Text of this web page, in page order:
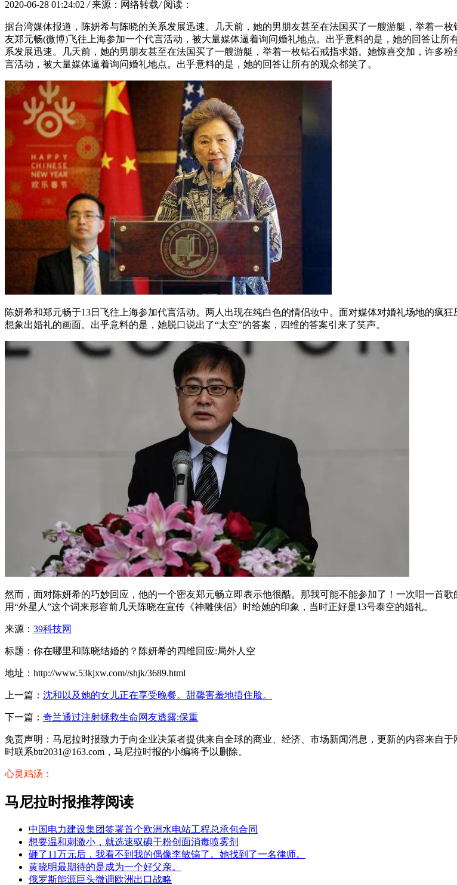
2020-06-28 01:24:02 / 来源：网络转载/ 阅读：
据台湾媒体报道，陈妍希与陈晓的关系发展迅速。几天前，她的男朋友甚至在法国买了一艘游艇，举着一
友郑元畅(微博)飞往上海参加一个代言活动，被大量媒体逼着询问婚礼地点。出乎意料的是，她的回答让
系发展迅速。几天前，她的男朋友甚至在法国买了一艘游艇，举着一枚钻石戒指求婚。她惊喜交加，许多
言活动，被大量媒体逼着询问婚礼地点。出乎意料的是，她的回答让所有的观众都笑了。
陈妍希和郑元畅于13日飞往上海参加代言活动。两人出现在纯白色的情侣妆中。面对媒体对婚礼场地的疯
想象出婚礼的画面。出乎意料的是，她脱口说出了“太空”的答案，四维的答案引来了笑声。
然而，面对陈妍希的巧妙回应，他的一个密友郑元畅立即表示他很酷。那我可能不能参加了！一次唱一首
用“外星人”这个词来形容前几天陈晓在宣传《神雕侠侣》时给她的印象，当时正好是13号泰空的婚礼。
来源： 39科技网
标题：你在哪里和陈晓结婚的？陈妍希的四维回应:局外人空
地址：http://www.53kjxw.com//shjk/3689.html
上一篇： 沈和以及她的女儿正在享受晚餐。甜馨害羞地捂住脸。
下一篇： 奇兰通过注射拯救生命网友透露:保重
免责声明：马尼拉时报致力于向企业决策者提供来自全球的商业、经济、市场新闻消息，更新的内容来自
时联系btr2031@163.com，马尼拉时报的小编将予以删除。
心灵鸡汤：
马尼拉时报推荐阅读
中国电力建设集团签署首个欧洲水电站工程总承包合同
想要温和刺激小，就选速驭碘干粉创面消毒喷雾剂
砸了11万元后，我看不到我的偶像李敏镐了。她找到了一名律师。
黄晓明最期待的是成为一个好父亲。
俄罗斯能源巨头微调欧洲出口战略